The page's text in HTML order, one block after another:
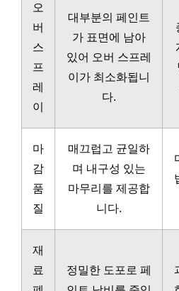
오
버
스
프
레
이
대부분의 페인트
가 표면에 남아
있어 오버 스프레
이가 최소화됩니
다.
마
감
품
질
매끄럽고 균일하
며 내구성 있는
마무리를 제공합
니다.
재
료
정밀한 도포로 페